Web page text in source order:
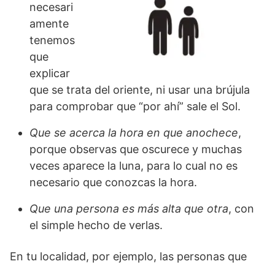
necesari
amente
tenemos
que
explicar
que se trata del oriente, ni usar una brújula
para comprobar que “por ahí” sale el Sol.
Que se acerca la hora en que anochece,
porque observas que oscurece y muchas
veces aparece la luna, para lo cual no es
necesario que conozcas la hora.
Que una persona es más alta que otra, con
el simple hecho de verlas.
En tu localidad, por ejemplo, las personas que